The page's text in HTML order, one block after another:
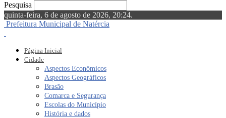
Pesquisa
quinta-feira, 6 de agosto de 2026, 20:24.
Prefeitura Municipal de Natércia
Página Inicial
Cidade
Aspectos Econômicos
Aspectos Geográficos
Brasão
Comarca e Segurança
Escolas do Município
História e dados